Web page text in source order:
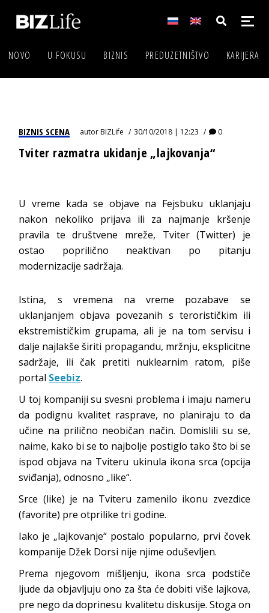
NOVO U FOKUSU BIZNIS PREDUZETNIŠTVO KARIJERA
BIZNIS SCENA autorBIZLife 30/10/2018 | 12:23 0
Tviter razmatra ukidanje „lajkovanja“
U vreme kada se objave na Fejsbuku uklanjaju
nakon nekoliko prijava ili za najmanje kršenje
pravila te društvene mreže, Tviter (Twitter) je
ostao poprilično neaktivan po pitanju
modernizacije sadržaja.
Istina, s vremena na vreme pozabave se
uklanjanjem objava povezanih s terorističkim ili
ekstremističkim grupama, ali je na tom servisu i
dalje najlakše širiti propagandu, mržnju, eksplicitne
sadržaje, ili čak pretiti nuklearnim ratom, piše
portal Seebiz.
U toj kompaniji su svesni problema i imaju nameru
da podignu kvalitet rasprave, no planiraju to da
učine na prilično neobičan način. Domislili su se,
naime, kako bi se to najbolje postiglo tako što bi se
ispod objava na Tviteru ukinula ikona srca (opcija
sviđanja), odnosno „like“.
Srce (like) je na Tviteru zamenilo ikonu zvezdice
(favorite) pre otprilike tri godine.
Iako je „lajkovanje“ postalo popularno, prvi čovek
kompanije Džek Dorsi nije njime oduševljen.
Prema njegovom mišljenju, ikona srca podstiče
ljude da objavljuju ono za šta će dobiti više lajkova,
pre nego da doprinesu kvalitetu diskusije. Stoga on